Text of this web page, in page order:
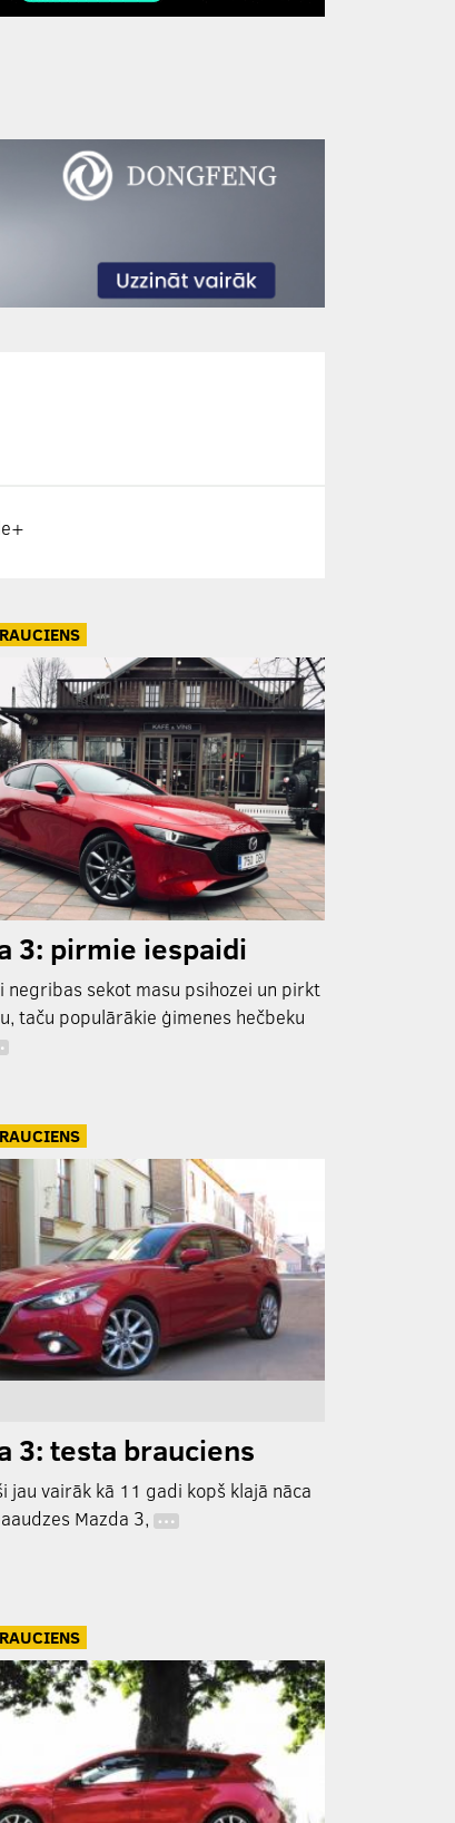
3: pirmie iespaidi
negribas sekot masu psihozei un pirkt
taču populārākie ģimenes hečbeku
3: testa brauciens
jau vairāk kā 11 gadi kopš klajā nāca
Mazda 3,…